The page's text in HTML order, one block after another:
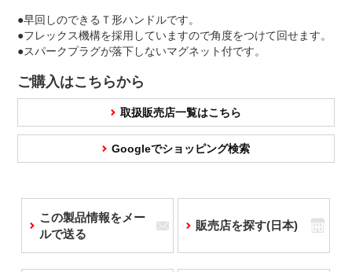
●早回しのできるＴ形ハンドルです。
●フレックス機構を採用していますので角度をつけて回せます。
●スパークプラグが落下しないマグネット付です。
ご購入はこちらから
取扱販売店一覧はこちら
Googleでショッピング検索
この製品情報をメー
ルで送る
販売店を探す(日本)